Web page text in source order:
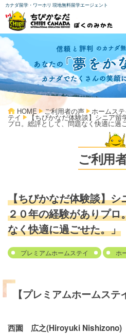
カナダ留学・ワーホリ 現地無料留学エージェント
HOME ご利用者の声 ホームス
テイ 【ちびかなだ体験談】シニア
プロ。総評として、問題なく快適に過
ご利用
【ちびかなだ体験談】シ
２０年の経験がありプロ
なく快適に過ごせた。」
プレミアムホームステイ ホ
【プレミアムホームステ
西園 広之(Hiroyuki Nishizono)